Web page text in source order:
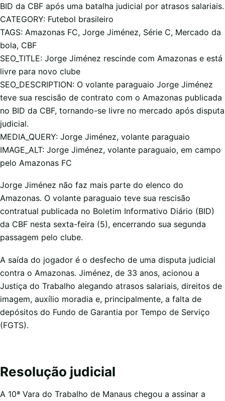
BID da CBF após uma batalha judicial por atrasos salariais.
CATEGORY: Futebol brasileiro
TAGS: Amazonas FC, Jorge Jiménez, Série C, Mercado da
bola, CBF
SEO_TITLE: Jorge Jiménez rescinde com Amazonas e está
livre para novo clube
SEO_DESCRIPTION: O volante paraguaio Jorge Jiménez
teve sua rescisão de contrato com o Amazonas publicada
no BID da CBF, tornando-se livre no mercado após disputa
judicial.
MEDIA_QUERY: Jorge Jiménez, volante paraguaio
IMAGE_ALT: Jorge Jiménez, volante paraguaio, em campo
pelo Amazonas FC
Jorge Jiménez não faz mais parte do elenco do
Amazonas. O volante paraguaio teve sua rescisão
contratual publicada no Boletim Informativo Diário (BID)
da CBF nesta sexta-feira (5), encerrando sua segunda
passagem pelo clube.
A saída do jogador é o desfecho de uma disputa judicial
contra o Amazonas. Jiménez, de 33 anos, acionou a
Justiça do Trabalho alegando atrasos salariais, direitos de
imagem, auxílio moradia e, principalmente, a falta de
depósitos do Fundo de Garantia por Tempo de Serviço
(FGTS).
Resolução judicial
A 10ª Vara do Trabalho de Manaus chegou a assinar a